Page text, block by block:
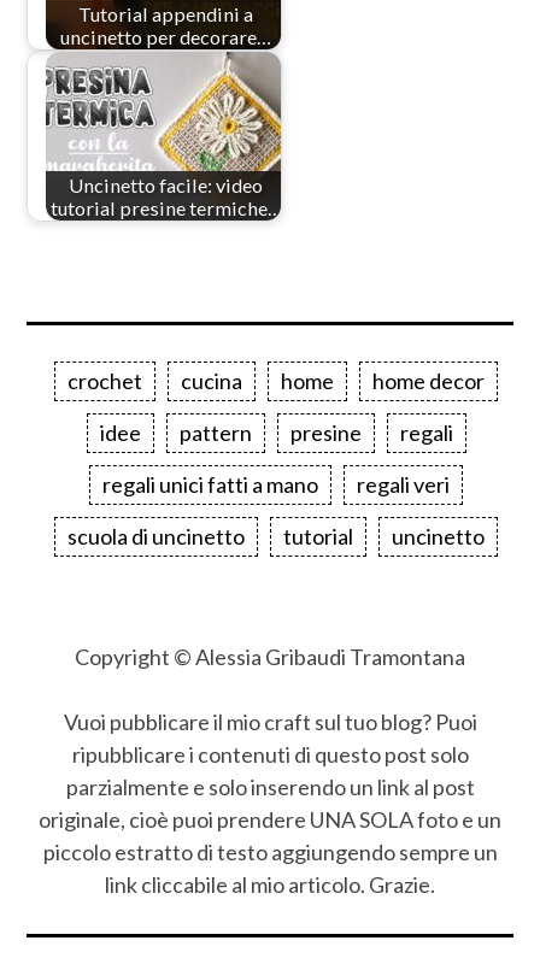
Tutorial appendini a
uncinetto per decorare…
Uncinetto facile: video
tutorial presine termiche…
crochet cucina home
home decor
idee
pattern presine
regali
regali unici fatti a mano
regali veri
scuola di uncinetto
tutorial uncinetto
Copyright © Alessia Gribaudi Tramontana
Vuoi pubblicare il mio craft sul tuo blog? Puoi
ripubblicare i contenuti di questo post solo
parzialmente e solo inserendo un link al post
originale, cioè puoi prendere UNA SOLA foto e un
piccolo estratto di testo aggiungendo sempre un
link cliccabile al mio articolo. Grazie.